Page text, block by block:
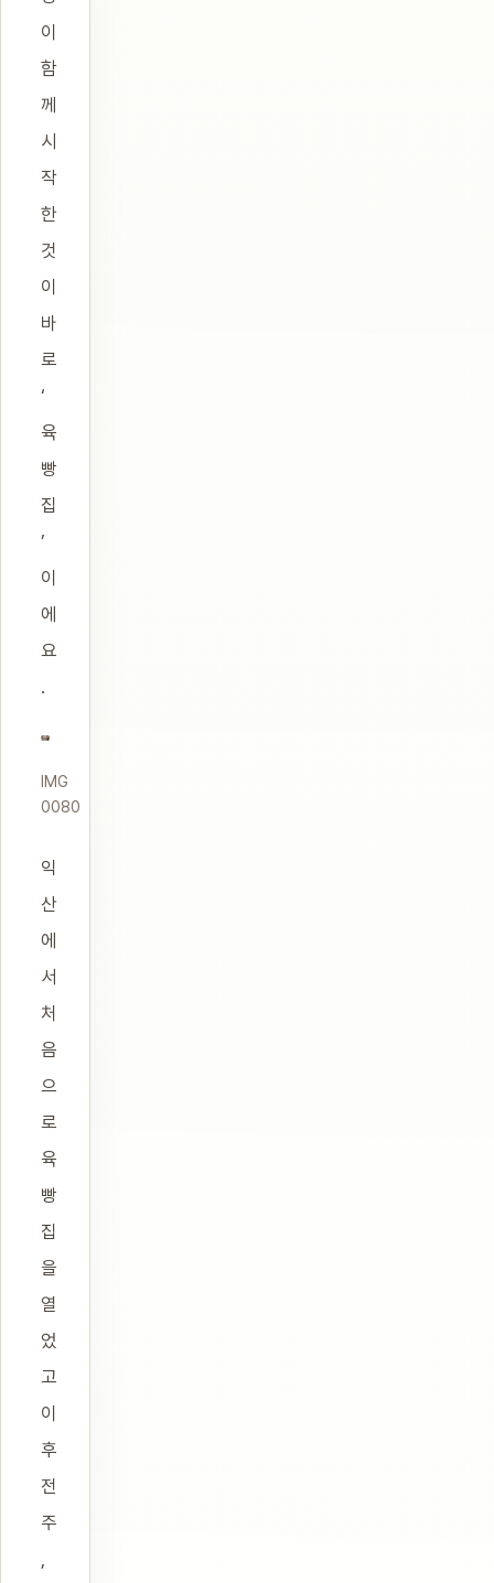
이
함
께
시
작
한
것
이
바
로
‘
육
빵
집
’
이
에
요
.
IMG
0080
익
산
에
서
처
음
으
로
육
빵
집
을
열
었
고
이
후
전
주
,